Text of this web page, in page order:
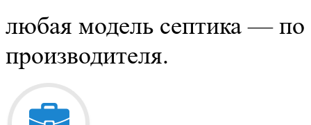
любая модель септика — по
производителя.